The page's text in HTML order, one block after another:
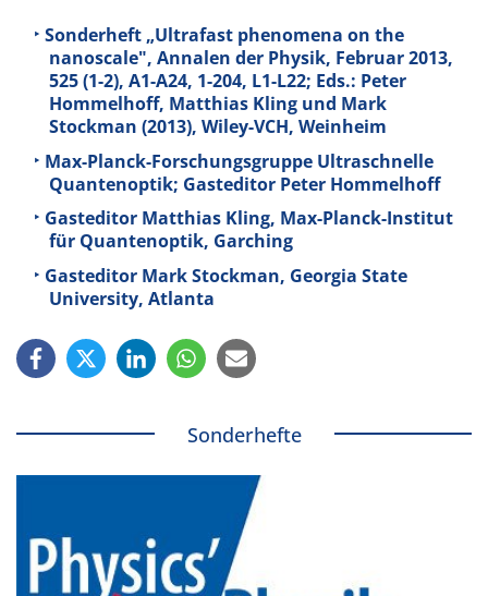
Sonderheft „Ultrafast phenomena on the
nanoscale", Annalen der Physik, Februar 2013,
525(1-2), A1-A24, 1-204, L1-L22; Eds.: Peter
Hommelhoff, Matthias Kling und Mark
Stockman (2013), Wiley-VCH, Weinheim
Max-Planck-Forschungsgruppe Ultraschnelle
Quantenoptik; Gasteditor Peter Hommelhoff
Gasteditor Matthias Kling, Max-Planck-Institut
für Quantenoptik, Garching
Gasteditor Mark Stockman, Georgia State
University, Atlanta
Sonderhefte